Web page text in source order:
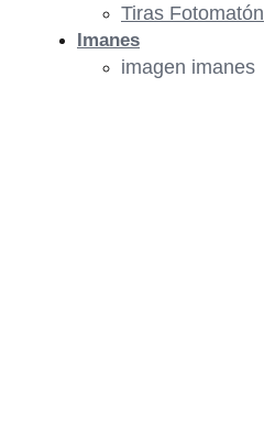
Tiras Fotomatón
Imanes
imagen imanes